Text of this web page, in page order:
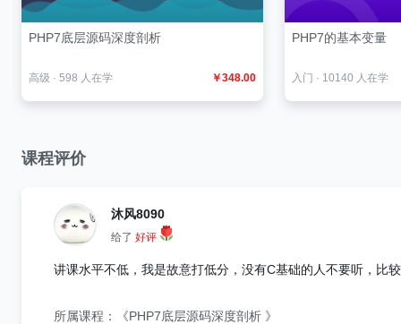
PHP7底层源码深度剖析
高级 · 598 人在学 ￥348.00
PHP7的基本变量
入门 · 10140 人在学
课程评价
沐风8090
给了 好评
讲课水平不低，我是故意打低分，没有C基础的人不要听，比
所属课程：《PHP7底层源码深度剖析 》